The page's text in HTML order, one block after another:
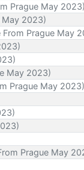
Prague May 2023)
May 2023)
From Prague May
May 2023)
Prague May 2023)
Prague May